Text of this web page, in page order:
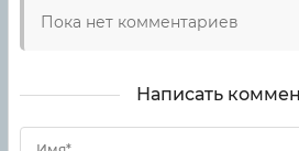
Пока нет комментариев
Написать